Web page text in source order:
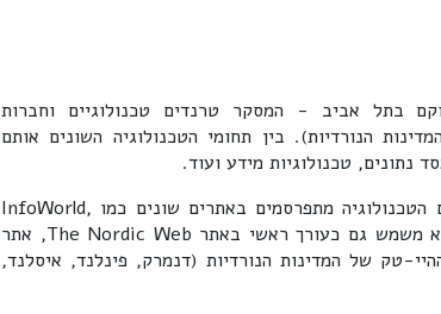
בתל אביב - המסקר טרנדים טכנולוגיים וחברות
הנורדיות). בין תחומי הטכנולוגיה השונים אותם
נתונים, טכנולוגיות מידע ועוד.
פרסומים שונים על סיקורו של דניס בעולם הטכנולוגיה מתפרסמים באתרים שונים כמו InfoWorld,
The Next Web, VentureBeat ועוד. הוא משמש גם כעורך ראשי באתר The Nordic Web, אתר
טק של המדינות הנורדיות (דנמרק, פינלנד, איסלנד,